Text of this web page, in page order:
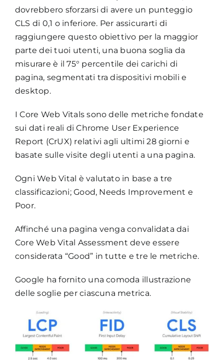
dovrebbero sforzarsi di avere un punteggio
CLS di 0,1 o inferiore. Per assicurarti di
raggiungere questo obiettivo per la maggior
parte dei tuoi utenti, una buona soglia da
misurare è il 75° percentile dei carichi di
pagina, segmentati tra dispositivi mobili e
desktop.
I Core Web Vitals sono delle metriche fondate
sui dati reali di Chrome User Experience
Report (CrUX) relativi agli ultimi 28 giorni e
basate sulle visite degli utenti a una pagina.
Ogni Web Vital è valutato in base a tre
classificazioni; Good, Needs Improvement e
Poor.
Affinché una pagina venga convalidata dai
Core Web Vital Assessment deve essere
considerata “Good” in tutte e tre le metriche.
Google ha fornito una comoda illustrazione
delle soglie per ciascuna metrica.